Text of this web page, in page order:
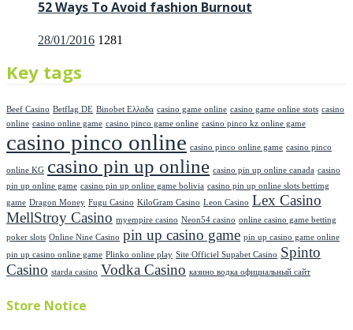
52 Ways To Avoid fashion Burnout
Posted
28/01/2016 1281
Key tags
Beef Casino Betflag DE Binobet Ελλαδα casino game online casino game online stots casino
online casino online game casino pinco game online casino pinco kz online game
casino pinco online casino pinco online game casino pinco
online KG casino pin up online casino pin up online canada casino
pin up online game casino pin up online game bolivia casino pin up online slots bettimg
game Dragon Money Fugu Casino KiloGram Casino Leon Casino Lex Casino
MellStroy Casino myempire casino Neon54 casino online casino game betting
poker slots Online Nine Casino pin up casino game pin up casino game online
pin up casino online game Plinko online play Site Officiel Supabet Casino Spinto
Casino starda casino Vodka Casino казино водка официальный сайт
Store Notice